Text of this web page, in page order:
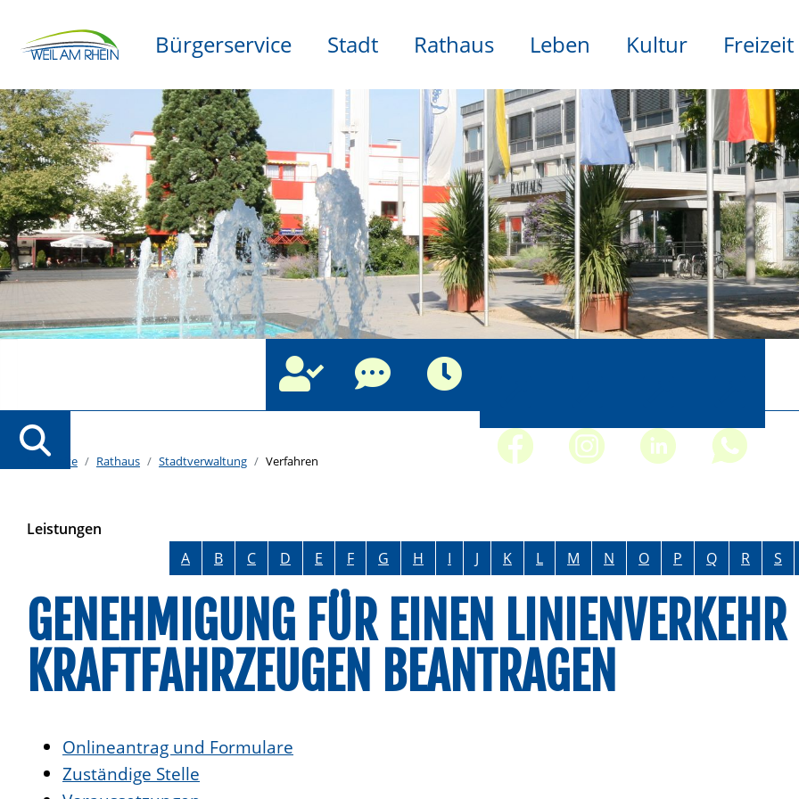
Bürgerservice Stadt Rathaus Leben Kultur Freizeit
Startseite Rathaus Stadtverwaltung Verfahren
Leistungen
Alphabetisches Register überspringen
A B C D E F G H I J K L M N O P Q R S
GENEHMIGUNG FÜR EINEN
KRAFTFAHRZEUGEN BEANTRAGEN
Onlineantrag und Formulare
Zuständige Stelle